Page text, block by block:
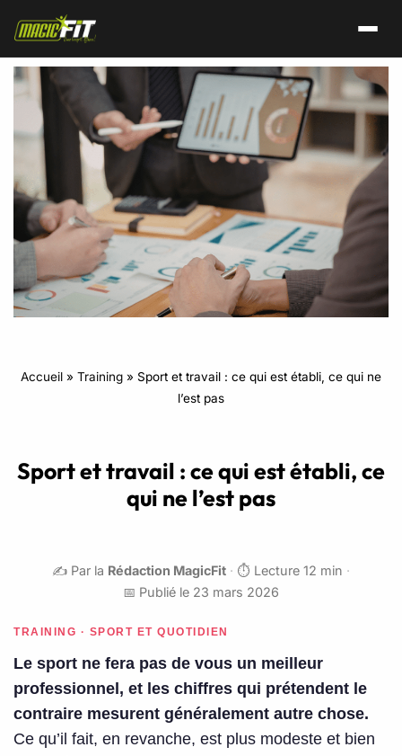
Accueil » Training » Sport et travail : ce qui est établi, ce qui ne
l’est pas
Sport et travail : ce qui est établi, ce
qui ne l’est pas
✍️ Par la Rédaction MagicFit · ⏱️ Lecture 12 min ·
📅 Publié le 23 mars 2026
TRAINING · SPORT ET QUOTIDIEN
Le sport ne fera pas de vous un meilleur
professionnel, et les chiffres qui prétendent le
contraire mesurent généralement autre chose.
Ce qu’il fait, en revanche, est plus modeste et bien